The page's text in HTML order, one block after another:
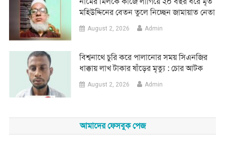
মহিউদ্দিনের বেতন তুলে নিচ্ছেন জামায়াত নেতা
August 2, 2026 Admin
‎বিশ্বনাথে চুরি করে পালানোর সময় সিএনজির
ধাক্কায় লাখ টাকার ষাঁড়ের মৃত্যু : চোর আটক
August 2, 2026 Admin
আমাদের ফেসবুক পেজ